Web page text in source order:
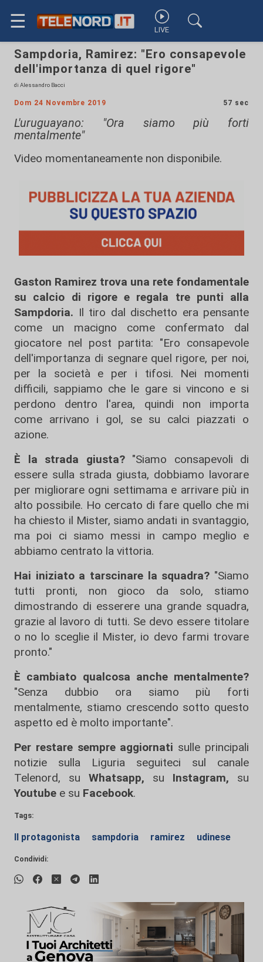
☰ LIVE
Sampdoria, Ramirez: "Ero consapevole
dell'importanza di quel rigore"
di Alessandro Bacci
Dom 24 Novembre 2019 57 sec
L'uruguayano: "Ora siamo più forti
mentalmente"
Video momentaneamente non disponibile.
Gaston Ramirez trova una rete fondamentale
su calcio di rigore e regala tre punti alla
Sampdoria. Il tiro dal dischetto era pensante
come un macigno come confermato dal
giocatore nel post partita: "Ero consapevole
dell'importanza di segnare quel rigore, per noi,
per la società e per i tifosi. Nei momenti
difficili, sappiamo che le gare si vincono e si
perdono dentro l'area, quindi non importa
come arrivano i gol, se su calci piazzati o
azione.
È la strada giusta?"Siamo consapevoli di
essere sulla strada giusta, dobbiamo lavorare
per migliorare ogni settimama e arrivare più in
alto possibile. Ho cercato di fare quello che mi
ha chiesto il Mister, siamo andati in svantaggio,
ma poi ci siamo messi in campo meglio e
abbiamo centrato la vittoria.
Hai iniziato a tarscinare la squadra? "Siamo
tutti pronti, non gioco da solo, stiamo
dimostrando di esserere una grande squadra,
grazie al lavoro di tutti. Se devo essere titolare
o no lo sceglie il Mister, io devo farmi trovare
pronto."
È cambiato qualcosa anche mentalmente?
"Senza dubbio ora siamo più forti
mentalmente, stiamo crescendo sotto questo
aspetto ed è molto importante".
Per restare sempre aggiornati sulle principali
notizie sulla Liguria seguiteci sul canale
Telenord, su
Whatsapp, su Instagram, su
Youtube e su Facebook.
Tags:
Il protagonista sampdoria ramirez udinese
Condividi: